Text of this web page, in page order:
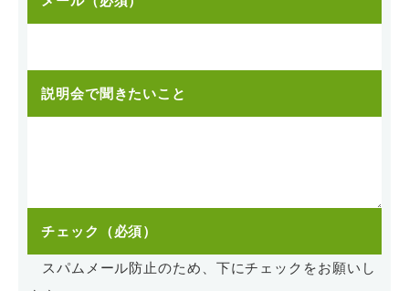
説明会で聞きたいこと
チェック（必須）
スパムメール防止のため、下にチェックをお願いし